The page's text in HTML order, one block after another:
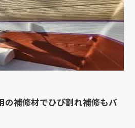
の補修材でひび割れ補修もバ